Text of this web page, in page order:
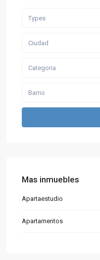
Types
Ciudad
Categoria
Barrio
Mas inmuebles
Apartaestudio
Apartamentos